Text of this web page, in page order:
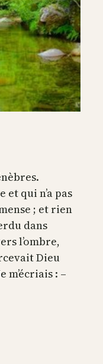
et qui n’a pas
; et rien
dans
l’ombre,
Dieu
m’écriais : –